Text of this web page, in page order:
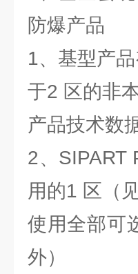
防爆产品
1、基型产
于2 区的非
产品技术数
2、SIPART
用的1 区（
使用全部可
外）